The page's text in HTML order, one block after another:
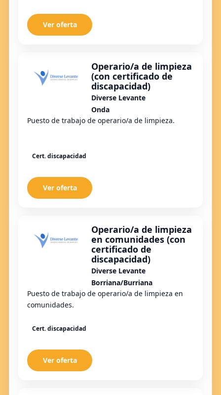
Ver oferta
Operario/a de limpieza
(con certificado de
discapacidad)
Diverse Levante
Onda
Puesto de trabajo de operario/a de limpieza.
Cert. discapacidad
Ver oferta
Operario/a de limpieza
en comunidades (con
certificado de
discapacidad)
Diverse Levante
Borriana/Burriana
Puesto de trabajo de operario/a de limpieza en
comunidades.
Cert. discapacidad
Ver oferta